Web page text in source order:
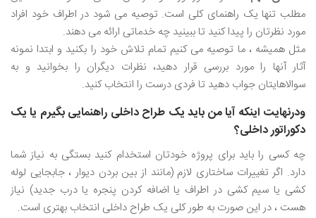
مطلب تنها یک راهنمای کلی است. توصیه می شود در اطراف خود افراد
مورد نظرتان را پیدا کنید تا ببینید چه خدماتی ارائه می دهند.
مثل همیشه ، ما توصیه می کنیم تمام تلاش خود را بکنید و ابتدا نمونه
آثار آنها را مورد بررسی قرار دهید، نظرات دیگران را بخوانید و به
سوالاهایتان جواب دهید تا فردی درست را انتخاب کنید.
ودرنهایت اینکه آیا من باید یک طراح داخلی راهنمایی بگیرم یا یک
دکوراتور داخلی؟
چه کسی را باید برای پروژه خودتان استخدام کنید بستگی به نیاز شما
دارد. اگر تغییرات ساختاری لازم (مانند از بین بردن دیوار ، جابجایی لوله
کشی یا سیم کشی در اطراف یا اضافه کردن پنجره یا درب جدید) نیاز
هست ، در این صورت به طور کلی یک طراح داخلی انتخاب بهتری است.